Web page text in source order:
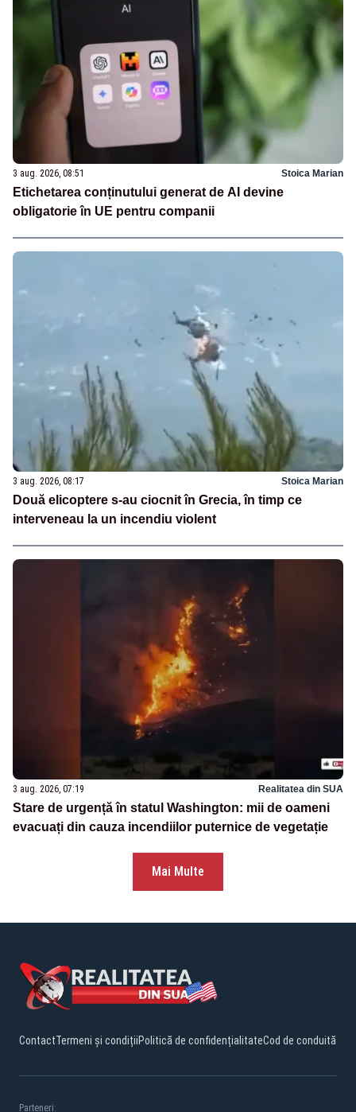
3 aug. 2026, 08:51 Stoica Marian
Etichetarea conținutului generat de AI devine
obligatorie în UE pentru companii
3 aug. 2026, 08:17 Stoica Marian
Două elicoptere s-au ciocnit în Grecia, în timp ce
interveneau la un incendiu violent
3 aug. 2026, 07:19 Realitatea din SUA
Stare de urgență în statul Washington: mii de oameni
evacuați din cauza incendiilor puternice de vegetație
Mai Multe
ContactTermeni și condițiiPolitică de confidențialitateCod de conduită
Parteneri: